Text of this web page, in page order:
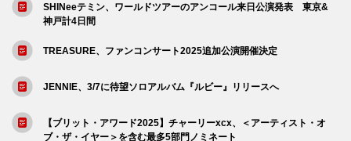
SHINeeテミン、ワールドツアーのアンコール来日公演発表 東京&
神戸計4日間
TREASURE、ファンコンサート2025追加公演開催決定
JENNIE、3/7に待望ソロアルバム『ルビー』リリースへ
【ブリット・アワード2025】チャーリーxcx、＜アーティスト・オ
ブ・ザ・イヤー＞を含む最多5部門ノミネート